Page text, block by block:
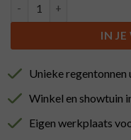
IN JE
Unieke
Winkel en showtuin
Eigen werkplaats